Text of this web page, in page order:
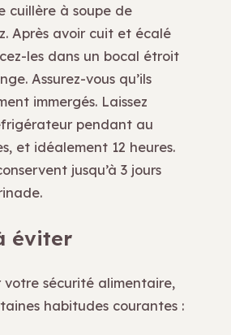
cuillère à soupe de
Après avoir cuit et écalé
les dans un bocal étroit
Assurez-vous qu’ils
immergés. Laissez
pendant au
et idéalement 12 heures.
jusqu’à 3 jours
éviter
sécurité alimentaire,
habitudes courantes :